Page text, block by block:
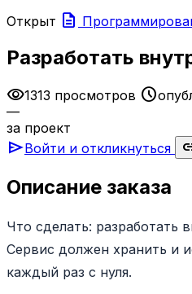
Открыт description
Разработать
visibility1313 просмотров schedule
—
за проект
sendВойти и откликнуться
Описание заказа
Что сделать: разработать
Сервис должен хранить и
каждый раз с нуля.